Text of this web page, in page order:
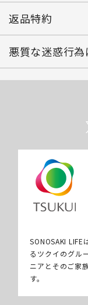
返品特約
悪質な迷惑行
SONOSAKI
るツクイのグル
ニアとそのご家
す。